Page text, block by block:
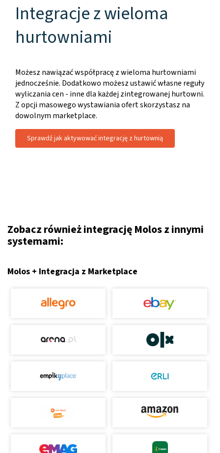
Integracje z wieloma
hurtowniami
Możesz nawiązać współpracę z wieloma hurtowniami
jednocześnie. Dodatkowo możesz ustawić własne reguły
wyliczania cen - inne dla każdej zintegrowanej hurtowni.
Z opcji masowego wystawiania ofert skorzystasz na
dowolnym marketplace.
Sprawdź jak aktywować integrację z hurtownią
Zobacz również integrację Molos z innymi
systemami:
Molos + Integracja z Marketplace